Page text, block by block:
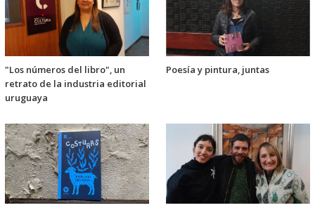
"Los números del libro", un
retrato de la industria editorial
uruguaya
Poesía y pintura, juntas